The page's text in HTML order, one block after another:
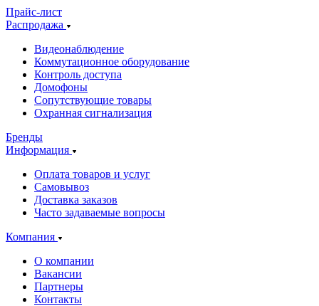
Прайс-лист
Распродажа
Видеонаблюдение
Коммутационное оборудование
Контроль доступа
Домофоны
Сопутствующие товары
Охранная сигнализация
Бренды
Информация
Оплата товаров и услуг
Самовывоз
Доставка заказов
Часто задаваемые вопросы
Компания
О компании
Вакансии
Партнеры
Контакты